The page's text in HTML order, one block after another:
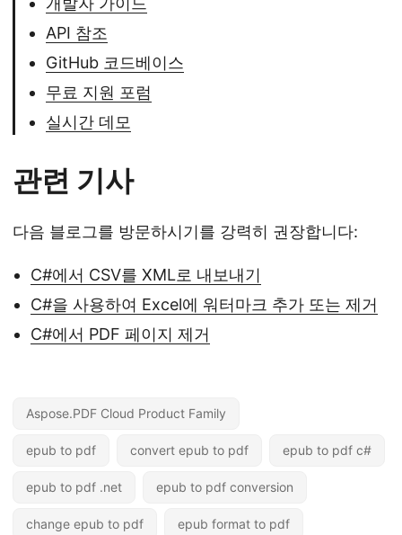
API 참조
GitHub 코드베이스
무료 지원 포럼
실시간 데모
관련 기사
다음 블로그를 방문하시기를 강력히 권장합니다:
C#에서 CSV를 XML로 내보내기
C#을 사용하여 Excel에 워터마크 추가 또는 제거
C#에서 PDF 페이지 제거
Aspose.PDF Cloud Product Family
epub to pdf convert epub to pdf epub to pdf c#
epub to pdf .net epub to pdf conversion
change epub to pdf epub format to pdf